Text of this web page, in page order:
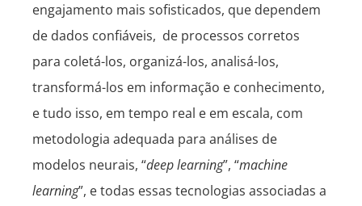
engajamento mais sofisticados, que dependem
de dados confiáveis, de processos corretos
para coletá-los, organizá-los, analisá-los,
transformá-los em informação e conhecimento,
e tudo isso, em tempo real e em escala, com
metodologia adequada para análises de
modelos neurais, “deep learning”, “machine
learning”, e todas essas tecnologias associadas a